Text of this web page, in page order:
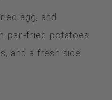
egg, and
pan-fried potatoes
and a fresh side